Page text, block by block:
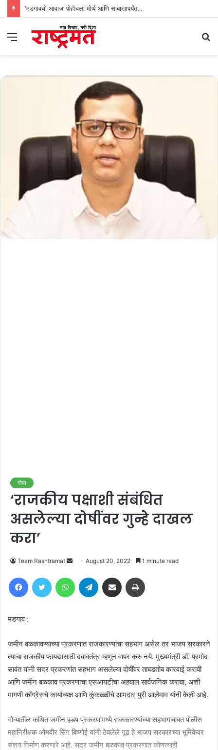
‘मडगावचो आवाज’ पोहोचला मोर्थ आणि साबाखापर्यंत…
Menu
गोवा
‘राजकीय पक्षाशी संबंधित
असलेल्या दोषींवर गुन्हे दाखल
करा’
Team Rashtramat
Send
email
August 20, 2022 1 minute read
FacebookTwitter WhatsAppTelegram Share via Email
मडगाव :
जमीन बळकावण्याच्या प्रकरणात राजकारण्यांचा सहभाग असेल तर भाजप सरकारने
त्याचा राजकीय फायद्यासाठी दबावतंत्र म्हणून वापर करु नये. मुख्यमंत्री डॉ. प्रमोद
सावंत यांनी सदर प्रकरणांत सहभाग असलेल्या दोषींवर ताबडतोब कारवाई करावी
आणि जमीन बळकाव प्रकरणाचा एसआयटीचा अहवाल सार्वजनिक करावा, अशी
मागणी काँग्रेसचे कार्याध्यक्ष आणि कुंकळ्ळीचे आमदार युरी आलेमाव यांनी केली आहे.
गोव्यातील कथित जमीन हडप प्रकरणांमध्ये राजकारण्यांच्या सहभागाबाबत पोलीस
महानिरीक्षक ओमवीर सिंग बिष्णोई यांनी ठेवलेले गूढ हे भाजप सरकारच्या भूमिकेवर
संशय निर्माण करणारे आहे. सदर जमीन बळकाव प्रकरणात कोणत्याही